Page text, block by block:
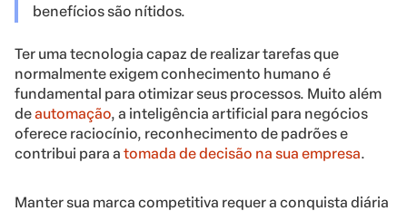
benefícios são nítidos.
Ter uma tecnologia capaz de realizar tarefas que
normalmente exigem conhecimento humano é
fundamental para otimizar seus processos. Muito além
deautomação, a inteligência artificial para negócios
oferece raciocínio, reconhecimento de padrões e
contribui para a tomada de decisão na sua empresa.
Manter sua marca competitiva requer a conquista diária